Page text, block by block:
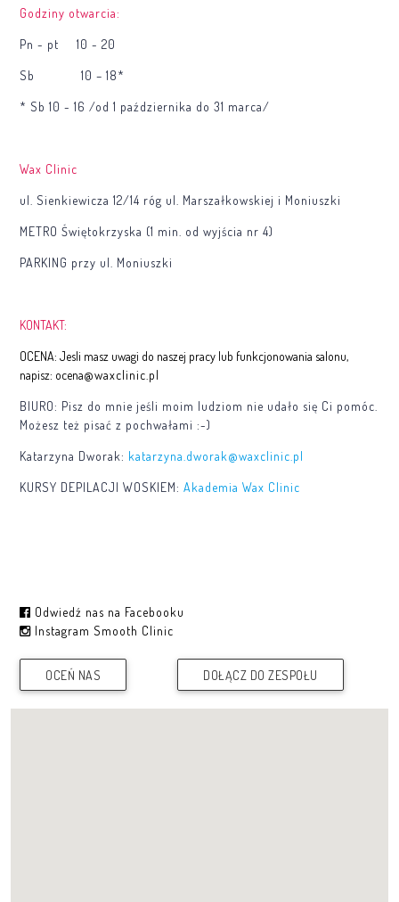
Godziny otwarcia:
Pn - pt 10 - 20
Sb 10 – 18*
* Sb 10 - 16 /od 1 października do 31 marca/
Wax Clinic
ul. Sienkiewicza 12/14 róg ul. Marszałkowskiej i Moniuszki
METRO Świętokrzyska (1 min. od wyjścia nr 4)
PARKING przy ul. Moniuszki
KONTAKT:
OCENA:Jesli masz uwagi do naszej pracy lub funkcjonowania salonu,
napisz: ocena@waxclinic.pl
BIURO: Pisz do mnie jeśli moim ludziom nie udało się Ci pomóc.
Możesz też pisać z pochwałami :-)
Katarzyna Dworak: katarzyna.dworak@waxclinic.pl
KURSY DEPILACJI WOSKIEM: Akademia Wax Clinic
Odwiedź nas na Facebooku
Instagram Smooth Clinic
OCEŃ NAS DOŁĄCZ DO ZESPOŁU